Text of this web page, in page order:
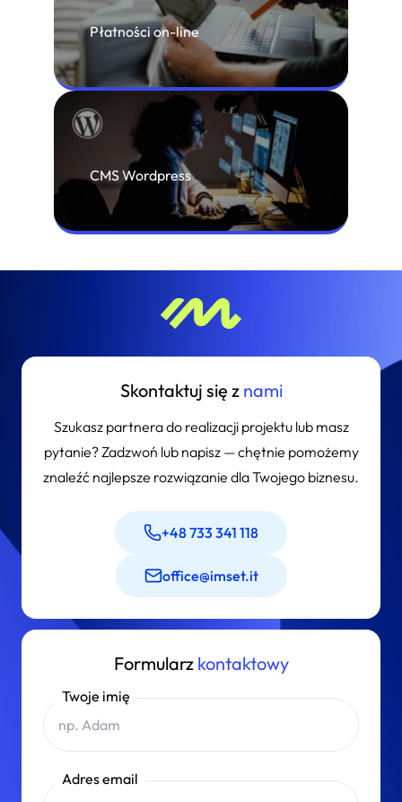
Płatności on-line
CMS Wordpress
Skontaktuj się z nami
Szukasz partnera do realizacji projektu lub masz
pytanie? Zadzwoń lub napisz — chętnie pomożemy
znaleźć najlepsze rozwiązanie dla Twojego biznesu.
+48 733 341 118
office@imset.it
Formularz kontaktowy
Twoje imię
Adres email